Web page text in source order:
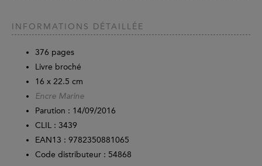
INFORMATIONS DÉTAILLÉE
376 pages
Livre broché
16 x 22.5 cm
Encre Marine
Parution : 14/09/2016
CLIL : 3439
EAN13 : 9782350881065
Code distributeur : 54868